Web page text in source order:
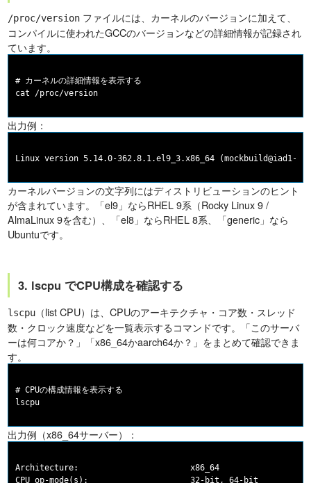
/proc/version ファイルには、カーネルのバージョンに加えて、
コンパイルに使われたGCCのバージョンなどの詳細情報が記録され
ています。
# カーネルの詳細情報を表示する
出力例：
カーネルバージョンの文字列にはディストリビューションのヒント
が含まれています。「el9」ならRHEL 9系（Rocky Linux 9 /
AlmaLinux 9を含む）、「el8」ならRHEL 8系、「generic」なら
Ubuntuです。
3. lscpu でCPU構成を確認する
lscpu （list CPU）は、CPUのアーキテクチャ・コア数・スレッド
数・クロック速度などを一覧表示するコマンドです。「このサーバ
ーは何コアか？」「x86_64かaarch64か？」をまとめて確認できま
す。
# CPUの構成情報を表示する
出力例（x86_64サーバー）：
Architecture:                       x86_64
CPU op-mode(s):                     32-bit, 64-bit